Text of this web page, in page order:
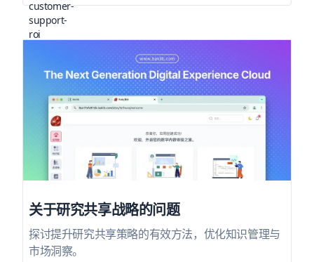
关于研究共享战略的问题
探讨提升研究共享策略的有效方法，优化知识管理与
市场洞察。